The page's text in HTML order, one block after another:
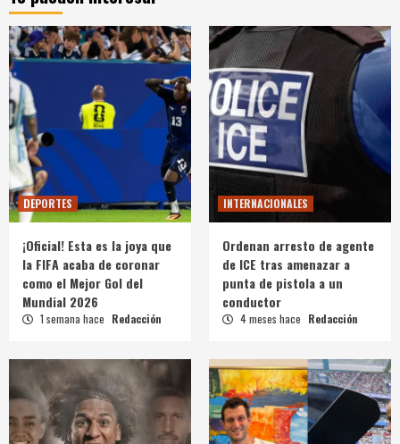
DEPORTES
¡Oficial! Esta es la joya que
la FIFA acaba de coronar
como el Mejor Gol del
Mundial 2026
1 semana hace Redacción
INTERNACIONALES
Ordenan arresto de agente
de ICE tras amenazar a
punta de pistola a un
conductor
4 meses hace Redacción